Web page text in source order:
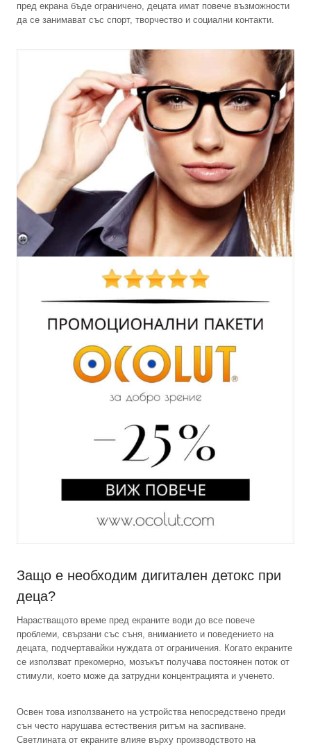
пред екрана бъде ограничено, децата имат повече възможности
да се занимават със спорт, творчество и социални контакти.
Защо е необходим дигитален детокс при
деца?
Нарастващото време пред екраните води до все повече
проблеми, свързани със съня, вниманието и поведението на
децата, подчертавайки нуждата от ограничения. Когато екраните
се използват прекомерно, мозъкът получава постоянен поток от
стимули, което може да затрудни концентрацията и ученето.
Освен това използването на устройства непосредствено преди
сън често нарушава естествения ритъм на заспиване.
Светлината от екраните влияе върху производството на